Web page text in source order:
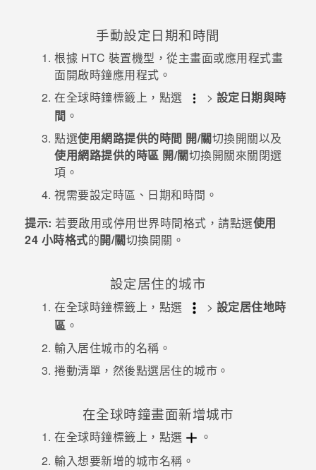
VIVELAND
手動設定日期和時間
根據 HTC 裝置機型，從主畫面或應用程式畫
面開啟時鐘應用程式。
在全球時鐘標籤上，點選 > 設定日期與時
間 。
點選使用網路提供的時間 開/關切換開關以及
使用網路提供的時區 開/關切換開關來關閉選
項。
視需要設定時區、日期和時間。
提示: 若要啟用或停用世界時間格式，請點選使用
24 小時格式的開/關切換開關。
設定居住的城市
在全球時鐘標籤上，點選 > 設定居住地時
區 。
輸入居住城市的名稱。
捲動清單，然後點選居住的城市。
在全球時鐘畫面新增城市
在全球時鐘標籤上，點選
。
輸入想要新增的城市名稱。